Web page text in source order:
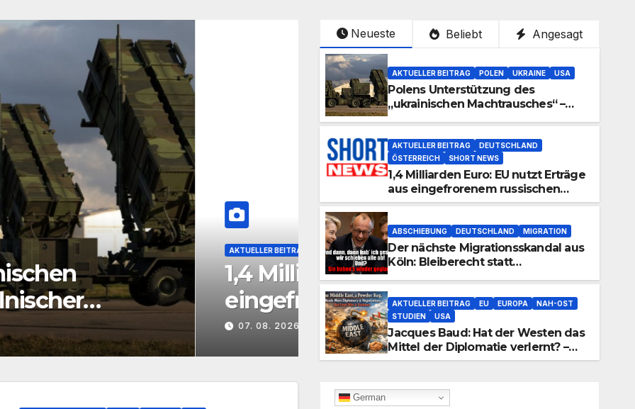
Erträge aus
Vermögen für die
ABSCHIEBUNG DEUTSCHLAND MIGRATION
Der nächste
Bleiberecht statt
06. 08. 2026 REDAKTION
Neueste Beliebt Angesagt
AKTUELLER BEITRAG POLEN UKRAINE USA
Polens Unterstützung des
„ukrainischen Machtrausches“ –
AKTUELLER BEITRAG
DEUTSCHLAND
ÖSTERREICH
SHORT NEWS
1,4 Milliarden Euro: EU nutzt Erträge
aus eingefrorenem russischen
Vermögen für die Ukraine
ABSCHIEBUNG DEUTSCHLAND MIGRATION
Der nächste Migrationsskandal aus
Köln: Bleiberecht statt
AKTUELLER BEITRAG EU EUROPA
NAH-OST
STUDIEN
USA
Jacques Baud: Hat der Westen das
Mittel der Diplomatie verlernt? –
Teil 2
German